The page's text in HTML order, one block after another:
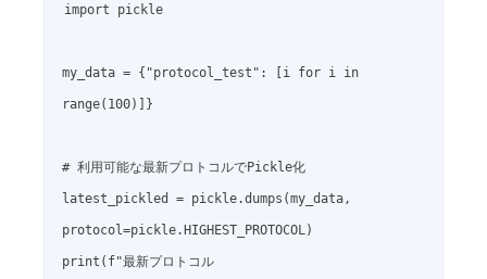
import pickle
my_data = {"protocol_test": [i for i in
range(100)]}
# 利用可能な最新プロトコルでPickle化
latest_pickled = pickle.dumps(my_data,
protocol=pickle.HIGHEST_PROTOCOL)
print(f"最新プロトコル